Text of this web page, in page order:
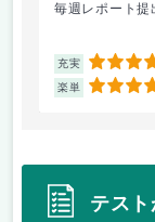
毎週レポート提
充実 4
楽単 4.5
テス